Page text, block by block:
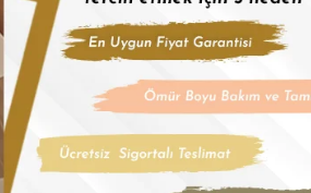
14 Ayar
İndirim Oranı : %15
Maden:Altın